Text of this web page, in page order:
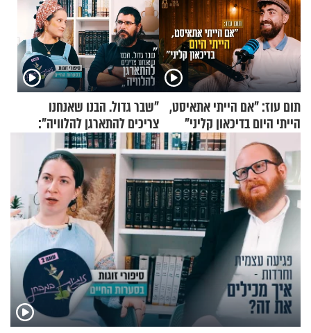
תום עוז: "אם הייתי אתאיסט,
הייתי היום בדיכאון קליני"
"שבר גדול. הבנו שאנחנו
צריכים להתארגן להלוויה":
זוגיות במבחן, הפעם עם מרים
וגד דנינו